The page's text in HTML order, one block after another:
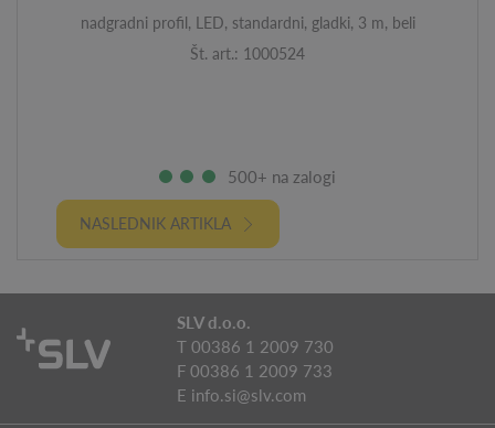
nadgradni profil, LED, standardni, gladki, 3 m, beli
Št. art.: 1000524
500+ na zalogi
NASLEDNIK ARTIKLA
SLV d.o.o.
T 00386 1 2009 730
F 00386 1 2009 733
E info.si@slv.com